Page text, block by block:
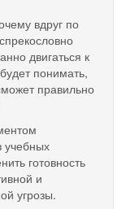
вдруг по
двигаться к
понимать,
правильно
учебных
готовность
и
угрозы.